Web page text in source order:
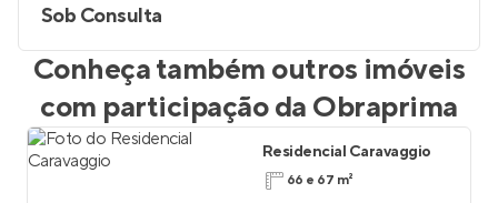
Sob Consulta
Conheça também outros imóveis
com participação da Obraprima
Residencial Caravaggio
66 e 67 m²